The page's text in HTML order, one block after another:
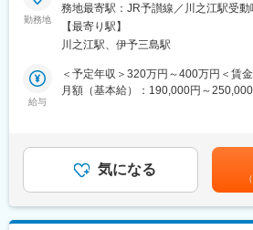
★教育体制：OJTでサポートいたします
★県外や遠方の方はオンライン面接可
★社風：穏やかな方が多く風通しのよ
■業務概要:
紙、不織布を用いた衛生用品の製造・
■業務詳細：
（1） 四国中央市近郊及び全国のお客
ら選んだ素材を原材料や資材として提
勤務地
務地最寄駅：JR予讃線／川之江駅受動
更の範囲：無
【最寄り駅】
川之江駅、伊予三島駅
給与
＜予定年収＞320万円～400万円＜賃
月額（基本給）：190,000円～
通じて上下する可能性があります。
表記です。気になる